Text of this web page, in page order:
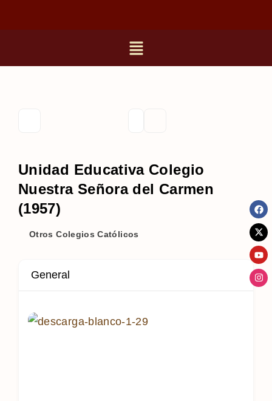
Unidad Educativa Colegio
Nuestra Señora del Carmen
(1957)
Otros Colegios Católicos
General